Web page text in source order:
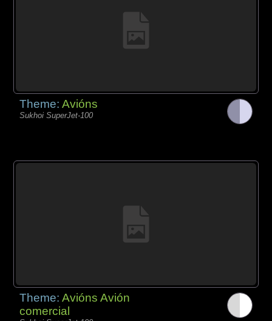
Theme:Avións
Sukhoi SuperJet-100
Theme:Avións Avión
comercial